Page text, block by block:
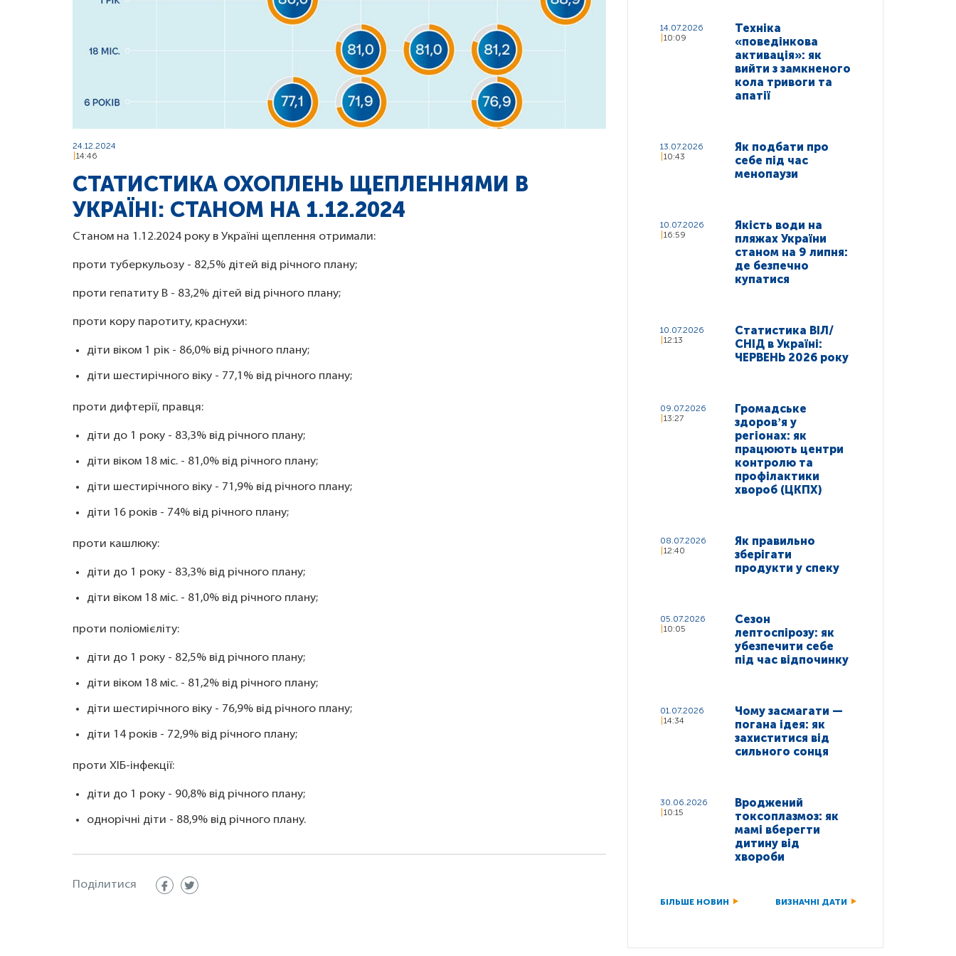
24.12.2024
14:46
СТАТИСТИКА ОХОПЛЕНЬ ЩЕПЛЕННЯМИ В
УКРАЇНІ: СТАНОМ НА 1.12.2024
Станом на 1.12.2024 року в Україні щеплення отримали:
проти туберкульозу - 82,5% дітей від річного плану;
проти гепатиту В - 83,2% дітей від річного плану;
проти кору паротиту, краснухи:
діти віком 1 рік - 86,0% від річного плану;
діти шестирічного віку - 77,1% від річного плану;
проти дифтерії, правця:
діти до 1 року - 83,3% від річного плану;
діти віком 18 міс. - 81,0% від річного плану;
діти шестирічного віку - 71,9% від річного плану;
діти 16 років - 74% від річного плану;
проти кашлюку:
діти до 1 року - 83,3% від річного плану;
діти віком 18 міс. - 81,0% від річного плану;
проти поліомієліту:
діти до 1 року - 82,5% від річного плану;
діти віком 18 міс. - 81,2% від річного плану;
діти шестирічного віку - 76,9% від річного плану;
діти 14 років - 72,9% від річного плану;
проти ХІБ-інфекції:
діти до 1 року - 90,8% від річного плану;
однорічні діти - 88,9% від річного плану.
Поділитися
14.07.2026
10:09
Техніка
«поведінкова
активація»: як
вийти з замкненого
кола тривоги та
апатії
13.07.2026
10:43
Як подбати про
себе під час
менопаузи
10.07.2026
16:59
Якість води на
пляжах України
станом на 9 липня:
де безпечно
купатися
10.07.2026
12:13
Статистика ВІЛ/
СНІД в Україні:
ЧЕРВЕНЬ 2026 року
09.07.2026
13:27
Громадське
здоровʼя у
регіонах: як
працюють центри
контролю та
профілактики
хвороб (ЦКПХ)
08.07.2026
12:40
Як правильно
зберігати
продукти у спеку
05.07.2026
10:05
Сезон
лептоспірозу: як
убезпечити себе
під час відпочинку
01.07.2026
14:34
Чому засмагати —
погана ідея: як
захиститися від
сильного сонця
30.06.2026
10:15
Вроджений
токсоплазмоз: як
мамі вберегти
дитину від
хвороби
БІЛЬШЕ НОВИН ВИЗНАЧНІ ДАТИ